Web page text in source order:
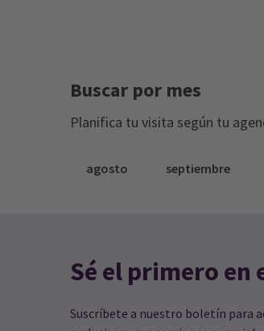
Buscar por mes
Planifica tu visita según tu
agosto septiembre
Sé el primero en
Suscríbete a nuestro boletín para